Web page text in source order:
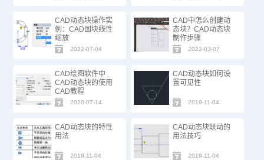
CAD动态块操作实
例：CAD图块线性
缩放
2022-07-04
CAD中怎么创建动
态块？CAD动态块
制作步骤
2022-03-07
CAD绘图软件中
CAD动态块的使用
CAD教程
2020-07-14
CAD动态块如何设
置可见性
2019-11-04
CAD动态块的特性
用法
2019-11-04
CAD动态块联动的
用法技巧
2019-11-04